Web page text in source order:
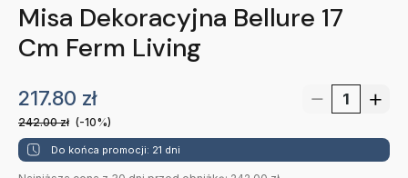
Misa Dekoracyjna Bellure 17
Cm Ferm Living
217.80 zł
242.00zł (-10%)
Do końca promocji: 21 dni